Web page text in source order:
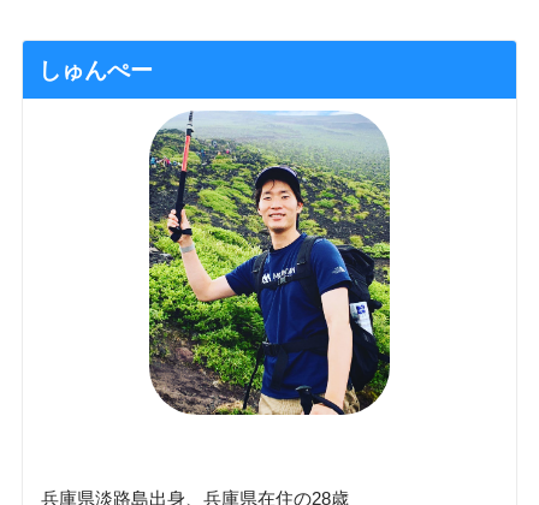
しゅんぺー
兵庫県淡路島出身、兵庫県在住の28歳